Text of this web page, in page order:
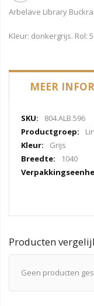
Arbelave Library
Kleur: donkergrijs. Rol:
MEER
Meer
informatie
804.ALB.596
Grijs
1040
Producten
Geen producten